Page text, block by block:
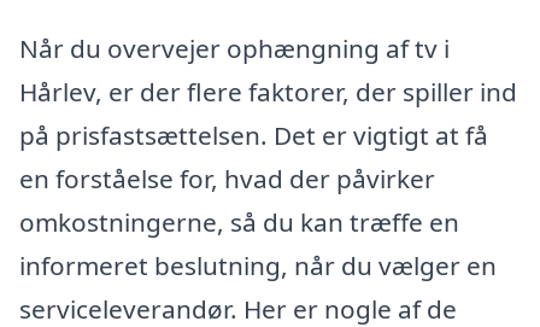
Når du overvejer ophængning af tv i
Hårlev, er der flere faktorer, der spiller ind
på prisfastsættelsen. Det er vigtigt at få
en forståelse for, hvad der påvirker
omkostningerne, så du kan træffe en
informeret beslutning, når du vælger en
serviceleverandør. Her er nogle af de